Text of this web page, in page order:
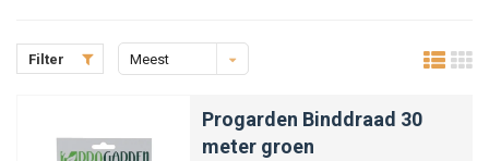
Filter
Meest
Progarden Binddraad 30
meter groen